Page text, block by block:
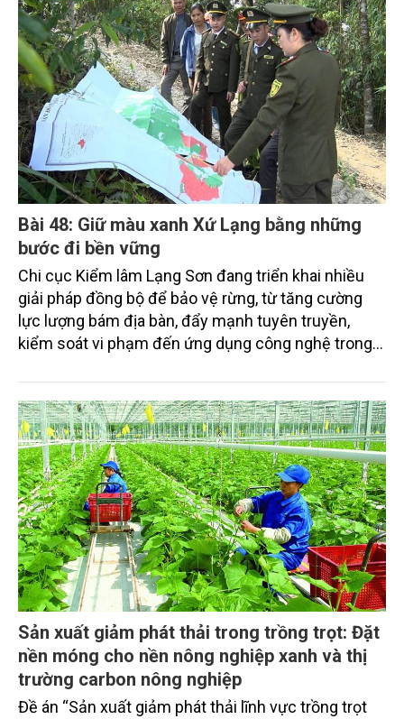
Bài 48: Giữ màu xanh Xứ Lạng bằng những
bước đi bền vững
Chi cục Kiểm lâm Lạng Sơn đang triển khai nhiều
giải pháp đồng bộ để bảo vệ rừng, từ tăng cường
lực lượng bám địa bàn, đẩy mạnh tuyên truyền,
kiểm soát vi phạm đến ứng dụng công nghệ trong
Sản xuất giảm phát thải trong trồng trọt: Đặt
nền móng cho nền nông nghiệp xanh và thị
trường carbon nông nghiệp
Đề án “Sản xuất giảm phát thải lĩnh vực trồng trọt